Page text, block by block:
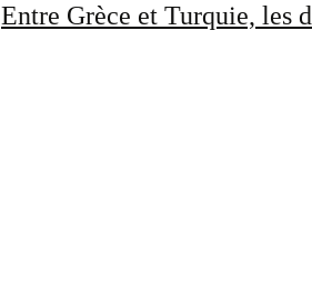
Entre Grèce et Turquie, les